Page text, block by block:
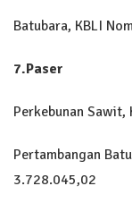
Batubara, KBLI
7.Paser
Perkebunan
Pertambangan
3.728.045,02